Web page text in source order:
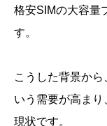
格安SIMの大容量
す。
こうした背景か
いう需要が高ま
現状です。